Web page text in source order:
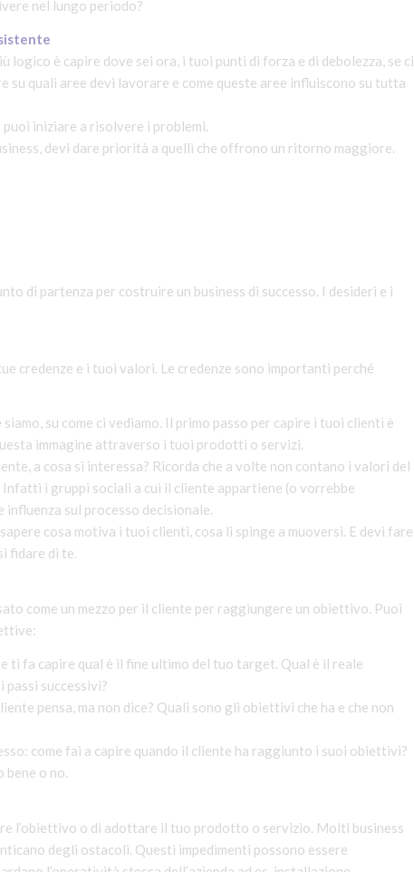
nel lungo periodo?
è capire dove sei ora, i tuoi punti di forza e di debolezza, se ci
su quali aree devi lavorare e come queste aree influiscono su tutta
iniziare a risolvere i problemi.
devi dare priorità a quelli che offrono un ritorno maggiore.
di partenza per costruire un business di successo. I desideri e i
credenze e i tuoi valori. Le credenze sono importanti perché
su come ci vediamo. Il primo passo per capire i tuoi clienti è
immagine attraverso i tuoi prodotti o servizi.
a cosa si interessa? Ricorda che a volte non contano i valori del
i gruppi sociali a cui il cliente appartiene (o vorrebbe
sul processo decisionale.
cosa motiva i tuoi clienti, cosa li spinge a muoversi. E devi fare
fidare di te.
come un mezzo per il cliente per raggiungere un obiettivo. Puoi
ti fa capire qual è il fine ultimo del tuo target. Qual è il reale
successivi?
pensa, ma non dice? Quali sono gli obiettivi che ha e che non
come fai a capire quando il cliente ha raggiunto i suoi obiettivi?
bene o no.
l’obiettivo o di adottare il tuo prodotto o servizio. Molti business
degli ostacoli. Questi impedimenti possono essere